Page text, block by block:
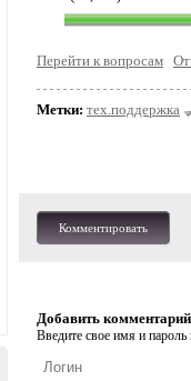
Перейти к вопросам
Метки: тех.поддержка
Комментировать
Добавить
Введите свое имя и пароль